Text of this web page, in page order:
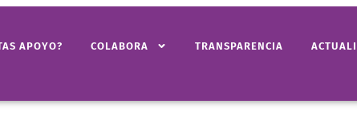
APOYO? COLABORA TRANSPARENCIA